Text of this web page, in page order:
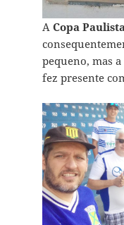
A Copa
pequeno, mas
fez presente